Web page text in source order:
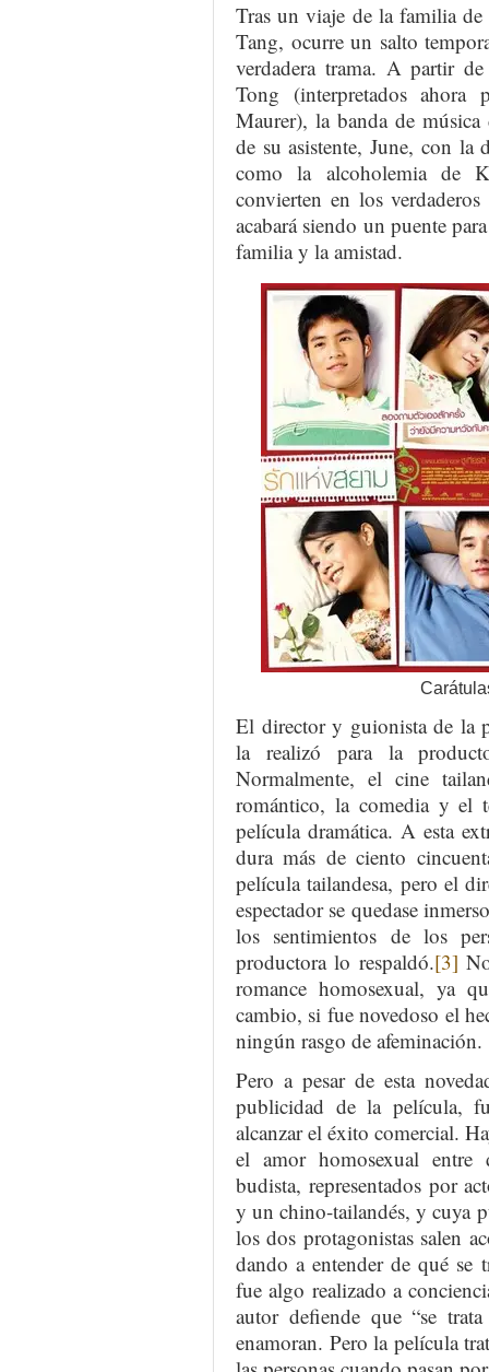
Tras un viaje de la familia
Tang, ocurre un salto
verdadera trama. A partir
Tong (interpretados
Maurer), la banda de
de su asistente, June, con la
como la alcoholemia de
convierten en los
acabará siendo un puente
familia y la amistad.
El director y guionista de la
la realizó para la
Normalmente, el cine
romántico, la comedia y el
película dramática. A esta
dura más de ciento
película tailandesa, pero el
espectador se quedase
los sentimientos de los
productora lo respaldó.[3]
romance homosexual, ya
cambio, si fue novedoso el
ningún rasgo de afeminación.
Pero a pesar de esta
publicidad de la película,
alcanzar el éxito comercial.
el amor homosexual
budista, representados por
y un chino-tailandés, y cuya
los dos protagonistas salen
dando a entender de qué se
fue algo realizado a
autor defiende que “se
enamoran. Pero la película